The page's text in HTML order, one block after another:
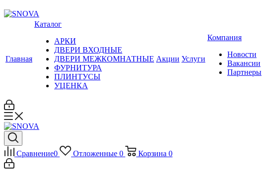
Главная
Каталог
АРКИ
ДВЕРИ ВХОДНЫЕ
ДВЕРИ МЕЖКОМНАТНЫЕ
ФУРНИТУРА
ПЛИНТУСЫ
УЦЕНКА
Акции Услуги
Компания
Новости
Вакансии
Партнеры
Сравнение0 Отложенные 0 Корзина 0